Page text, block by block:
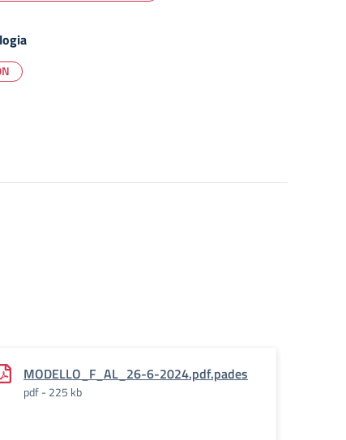
MODELLO_F_AL_26-6-2024.pdf.pades
pdf - 225 kb